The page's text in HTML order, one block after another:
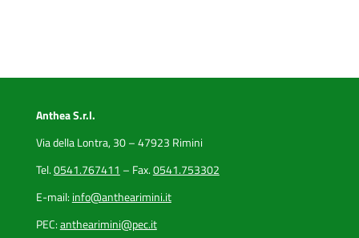
Anthea S.r.l.
Via della Lontra, 30 – 47923 Rimini
Tel.0541.767411 – Fax.0541.753302
E-mail: info@anthearimini.it
PEC:anthearimini@pec.it